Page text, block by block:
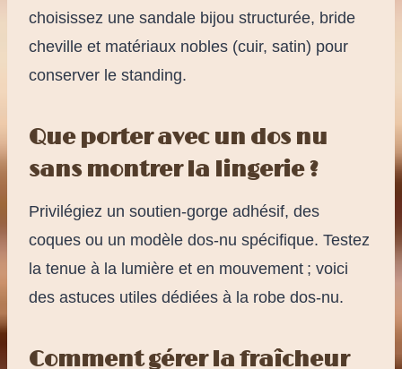
choisissez une sandale bijou structurée, bride
cheville et matériaux nobles (cuir, satin) pour
conserver le standing.
Que porter avec un dos nu
sans montrer la lingerie ?
Privilégiez un soutien-gorge adhésif, des
coques ou un modèle dos-nu spécifique. Testez
la tenue à la lumière et en mouvement ; voici
des astuces utiles dédiées à la robe dos-nu.
Comment gérer la fraîcheur